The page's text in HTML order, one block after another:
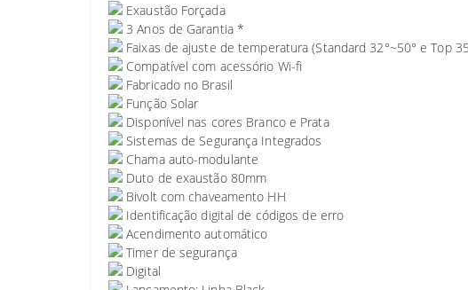
Exaustão Forçada
3 Anos de Garantia *
Faixas de ajuste de temperatura (Standard 32°~50° e Top
Compatível com acessório Wi-fi
Fabricado no Brasil
Função Solar
Disponível nas cores Branco e Prata
Sistemas de Segurança Integrados
Chama auto-modulante
Duto de exaustão 80mm
Bivolt com chaveamento HH
Identificação digital de códigos de erro
Acendimento automático
Timer de segurança
Digital